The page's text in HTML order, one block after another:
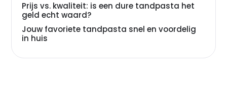
Prijs vs. kwaliteit: is een dure tandpasta het
geld echt waard?
Jouw favoriete tandpasta snel en voordelig
in huis